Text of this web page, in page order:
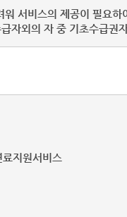
서비스의 제공이 필요하
자외의 자 중 기초수급권
지원서비스